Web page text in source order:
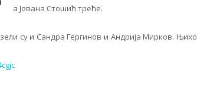
а Јована Стошић треће.
су и Сандра Гергинов и Андрија Мирков.